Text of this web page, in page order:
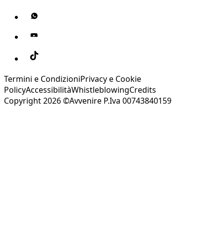
Termini e CondizioniPrivacy e Cookie
PolicyAccessibilitàWhistleblowingCredits
Copyright 2026 ©Avvenire P.Iva 00743840159